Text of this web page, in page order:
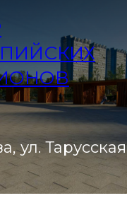
ул. Тарусская